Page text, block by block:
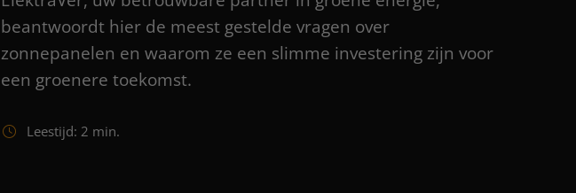
beantwoordt hier de meest gestelde vragen over
zonnepanelen en waarom ze een slimme investering zijn voor
een groenere toekomst.
Leestijd: 2 min.